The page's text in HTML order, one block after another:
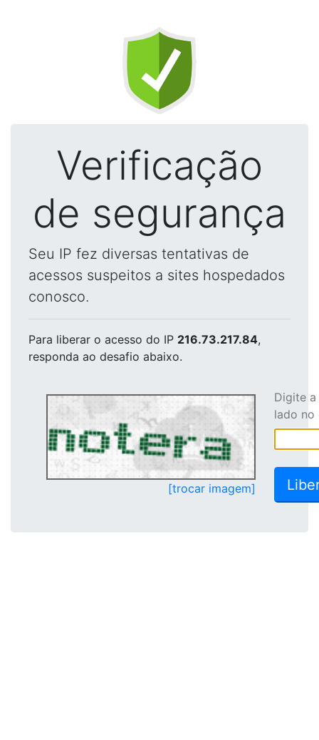
Verificação
de segurança
Seu IP fez diversas tentativas de
acessos suspeitos a sites hospedados
conosco.
Para liberar o acesso do IP 216.73.217.84,
responda ao desafio abaixo.
[trocar imagem]
Digite
lado no